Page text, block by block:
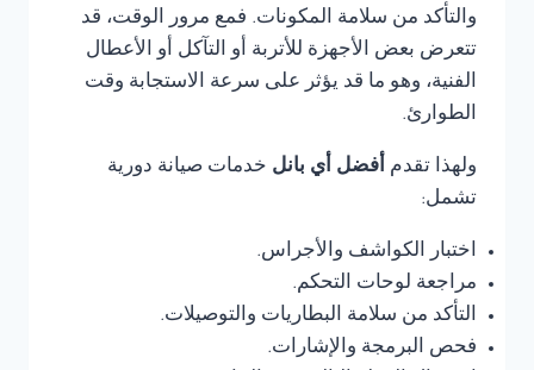
والتأكد من سلامة المكونات. فمع مرور الوقت، قد
تتعرض بعض الأجهزة للأتربة أو التآكل أو الأعطال
الفنية، وهو ما قد يؤثر على سرعة الاستجابة وقت
الطوارئ.
ولهذا تقدم أفضل أي بانل خدمات صيانة دورية
تشمل:
اختبار الكواشف والأجراس.
مراجعة لوحات التحكم.
التأكد من سلامة البطاريات والتوصيلات.
فحص البرمجة والإشارات.